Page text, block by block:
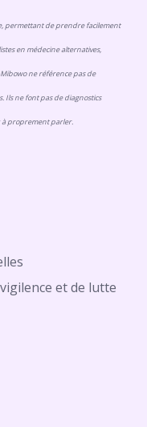
permettant de prendre facilement
en médecine alternatives,
ne référence pas de
Ils ne font pas de diagnostics
à proprement parler.
et de lutte